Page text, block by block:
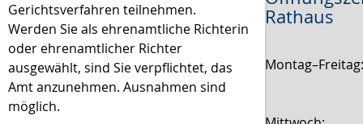
Gerichtsverfahren teilnehmen.
Werden Sie als ehrenamtliche Richterin
oder ehrenamtlicher Richter
ausgewählt, sind Sie verpflichtet, das
Amt anzunehmen. Ausnahmen sind
möglich.
Rathaus